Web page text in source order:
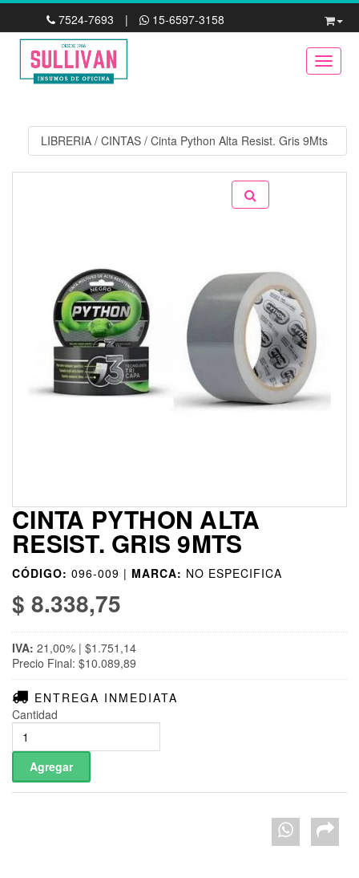
7524-7693 | 15-6597-3158
LIBRERIA / CINTAS / Cinta Python Alta Resist. Gris 9Mts
CINTA PYTHON ALTA
RESIST. GRIS 9MTS
CÓDIGO: 096-009 | MARCA: NO ESPECIFICA
$ 8.338,75
IVA: 21,00% | $1.751,14
Precio Final: $10.089,89
ENTREGA INMEDIATA
Cantidad